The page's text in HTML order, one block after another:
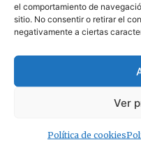
el comportamiento de
sitio. No consentir o retirar el
negativamente a ciertas
Ver
Política de cookies
Se traspasa un amplio